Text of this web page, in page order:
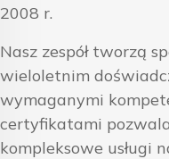
2008 r.
Nasz zespół tworzą
wieloletnim
wymaganymi
certyfikatami
kompleksowe usługi